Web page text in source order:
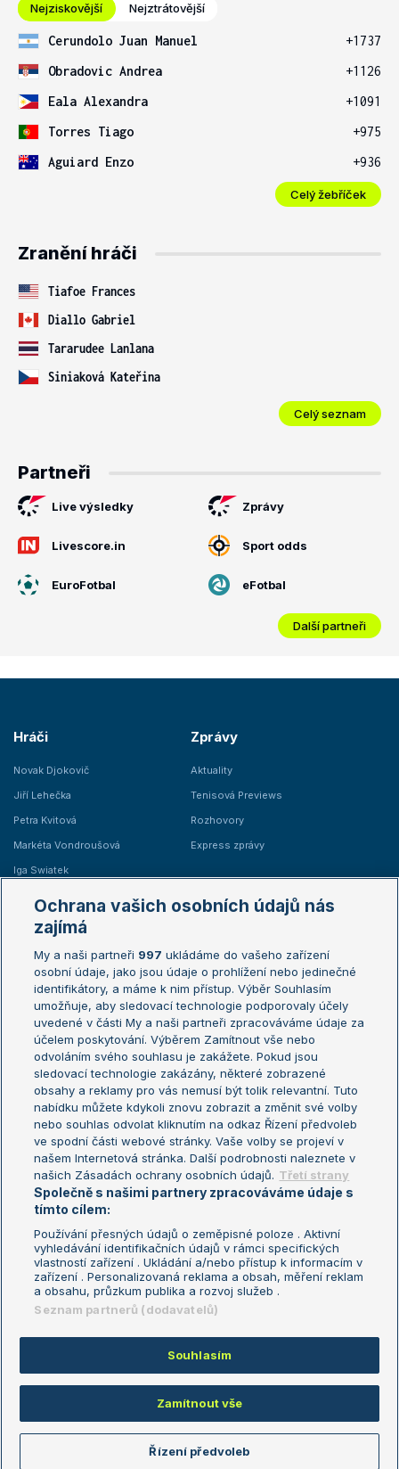
Nejziskovější Nejztrátovější
Cerundolo Juan Manuel
+1737
Obradovic Andrea
+1126
Eala Alexandra
+1091
Torres Tiago
+975
Aguiard Enzo
+936
Celý žebříček
Zranění hráči
Tiafoe Frances
Diallo Gabriel
Tararudee Lanlana
Siniaková Kateřina
Celý seznam
Partneři
Live výsledky Zprávy
Livescore.in Sport odds
EuroFotbal eFotbal
Další partneři
Hráči
Novak Djokovič
Jiří Lehečka
Petra Kvitová
Markéta Vondroušová
Iga Swiatek
Zprávy
Aktuality
Tenisová Previews
Rozhovory
Express zprávy
Žebříčky
Žebříček ATP (muži)
Žebříček WTA (ženy)
Sázkařský žebříček
Australian Open
French Open
Wimbledon
US Open
Turnaj mistrů
Turnaj mistryň
Aktualní trendy
Fotbalové přestupy
Livesport Daily
LS Prague Open
Podmínky užití
Nastavení soukromí
GDPR a žurnalistika
Reklama
Kontakt
Informace o zpracování osobních
údajů
Copyright © 2008-2026 TenisPortal.cz. Využíváme zpravodajství ČTK.
Ochrana vašich osobních údajů nás
zajímá
My a naši partneři 997 ukládáme do vašeho zařízení
osobní údaje, jako jsou údaje o prohlížení nebo jedinečné
identifikátory, a máme k nim přístup. Výběr Souhlasím
umožňuje, aby sledovací technologie podporovaly účely
uvedené v části My a naši partneři zpracováváme údaje za
účelem poskytování. Výběrem Zamítnout vše nebo
odvoláním svého souhlasu je zakážete. Pokud jsou
sledovací technologie zakázány, některé zobrazené
obsahy a reklamy pro vás nemusí být tolik relevantní. Tuto
nabídku můžete kdykoli znovu zobrazit a změnit své volby
nebo souhlas odvolat kliknutím na odkaz Řízení předvoleb
ve spodní části webové stránky. Vaše volby se projeví v
našem Internetová stránka. Další podrobnosti naleznete v
našich Zásadách ochrany osobních údajů. Třetí strany
Společně s našimi partnery zpracováváme údaje s
tímto cílem:
Používání přesných údajů o zeměpisné poloze . Aktivní
vyhledávání identifikačních údajů v rámci specifických
vlastností zařízení . Ukládání a/nebo přístup k informacím v
zařízení . Personalizovaná reklama a obsah, měření reklam
a obsahu, průzkum publika a rozvoj služeb .
Seznam partnerů (dodavatelů)
Souhlasím
Zamítnout vše
Řízení předvoleb